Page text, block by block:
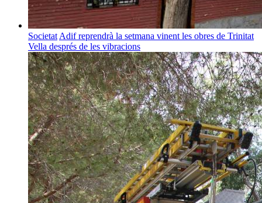
Societat Adif reprendrà la setmana vinent les obres de Trinitat
Vella després de les vibracions